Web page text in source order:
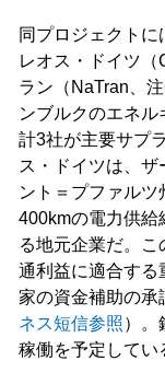
同プロジェクト
レオス・ドイツ（
ラン（NaTran、
ンブルクのエネ
計3社が主要サプ
ス・ドイツは、ザ
ント＝プファル
400kmの電力供給
る地元企業だ。
通利益に適合する
家の資金補助の承
ネス短信参照）。
稼働を予定してい